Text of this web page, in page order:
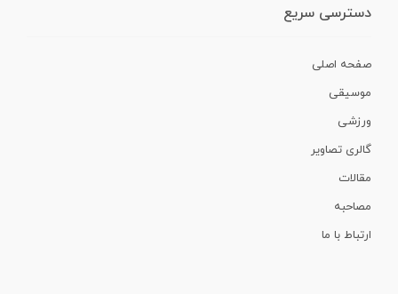
دسترسی سریع
صفحه اصلی
موسیقی
ورزشی
گالری تصاویر
مقالات
مصاحبه
ارتباط با ما